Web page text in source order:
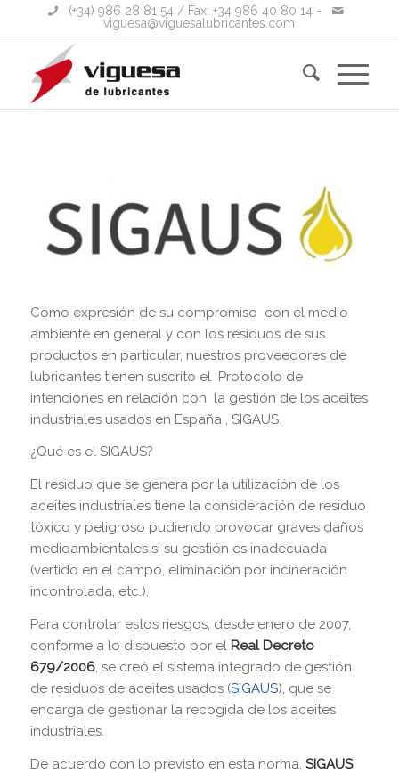
(+34) 986 28 81 54 / Fax: +34 986 40 80 14 -
viguesa@viguesalubricantes.com
Como expresión de su compromiso con el medio
ambiente en general y con los residuos de sus
productos en particular, nuestros proveedores de
lubricantes tienen suscrito el Protocolo de
intenciones en relación con la gestión de los aceites
industriales usados en España , SIGAUS.
¿Qué es el SIGAUS?
El residuo que se genera por la utilización de los
aceites industriales tiene la consideración de residuo
tóxico y peligroso pudiendo provocar graves daños
medioambientales si su gestión es inadecuada
(vertido en el campo, eliminación por incineración
incontrolada, etc.).
Para controlar estos riesgos, desde enero de 2007,
conforme a lo dispuesto por el Real Decreto
679/2006, se creó el sistema integrado de gestión
de residuos de aceites usados (SIGAUS), que se
encarga de gestionar la recogida de los aceites
industriales.
De acuerdo con lo previsto en esta norma, SIGAUS